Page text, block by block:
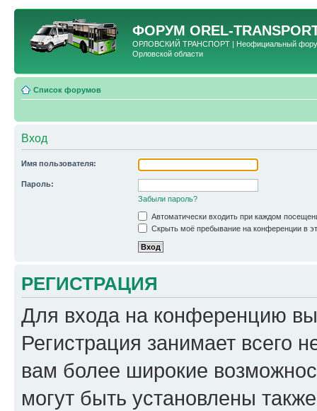
ФОРУМ OREL-
ОРЛОВСКИЙ ТРАНСПОРТ | Неофициальный форум
Орловской области
Список форумов
Вход
Имя пользователя:
Пароль:
Забыли пароль?
Автоматически входить при каждом
Скрыть моё пребывание на конференции в
РЕГИСТРАЦИЯ
Для входа на конференцию
Регистрация занимает всего
вам более широкие
могут быть установлены